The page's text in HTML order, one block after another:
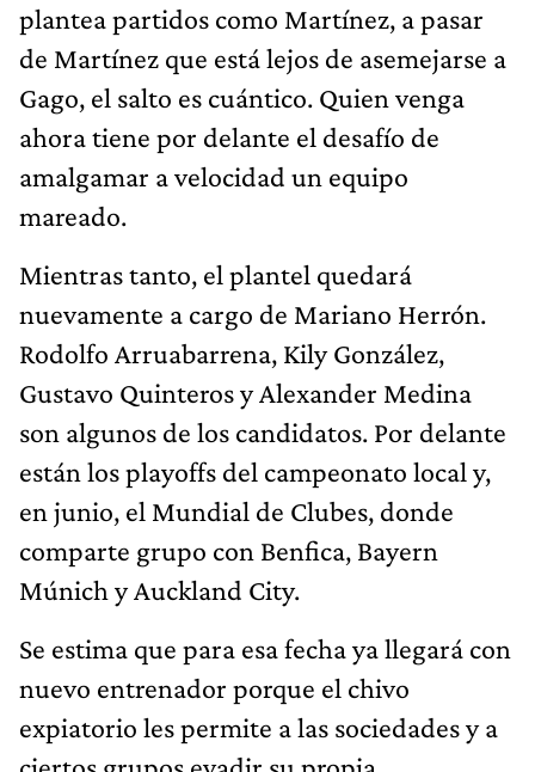
plantea partidos como Martínez, a pasar
de Martínez que está lejos de asemejarse a
Gago, el salto es cuántico. Quien venga
ahora tiene por delante el desafío de
amalgamar a velocidad un equipo
mareado.
​Mientras tanto, el plantel quedará
nuevamente a cargo de Mariano Herrón.
Rodolfo Arruabarrena, Kily González,
Gustavo Quinteros y Alexander Medina
son algunos de los candidatos. Por delante
están los playoffs del campeonato local y,
en junio, el Mundial de Clubes, donde
comparte grupo con Benfica, Bayern
Múnich y Auckland City.
Se estima que para esa fecha ya llegará con
nuevo entrenador porque el chivo
expiatorio les permite a las sociedades y a